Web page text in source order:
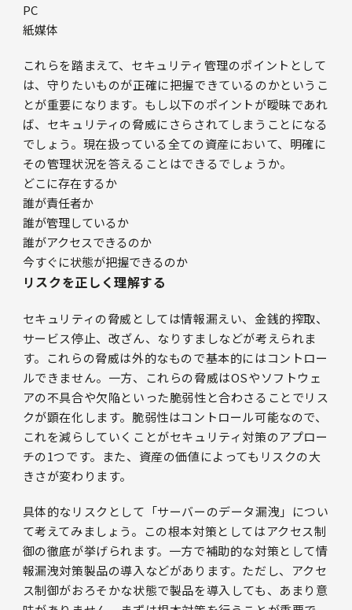
PC
紙媒体
これらを踏まえて、セキュリティ管理のポイントとして
は、守りたいものが正確に把握できているのかというこ
とが重要になります。もし以下のポイントが曖昧であれ
ば、セキュリティの脅威にさらされてしまうことになる
でしょう。現在扱っている全ての資産において、明確に
その管理状況を答えることはできるでしょうか。
どこに存在するか
誰が責任者か
誰が管理しているか
誰がアクセスできるのか
今すぐに状態が把握できるのか
リスクを正しく理解する
セキュリティの脅威としては情報漏えい、金銭的搾取、
サービス停止、改ざん、なりすましなどが考えられま
す。これらの脅威は外的なもので基本的にはコントロー
ルできません。一方、これらの脅威はOSやソフトウェ
アの不具合や欠陥といった脆弱性と合わさることでリス
クが顕在化します。脆弱性はコントロール可能なので、
これを減らしていくことがセキュリティ対策のアプロー
チの1つです。また、資産の価値によってもリスクの大
きさが変わります。
具体的なリスクとして「サーバーのデータ漏洩」につい
て考えてみましょう。この根本対策としてはアクセス制
御の徹底が挙げられます。一方で補助的な対策として情
報漏洩対策製品の導入などがあります。ただし、アクセ
ス制御がおろそかな状態で製品を導入しても、あまり意